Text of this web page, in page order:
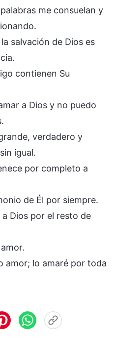
me consuelan y
salvación de Dios es
contienen Su
a Dios y no puedo
verdadero y
igual.
por completo a
de Él por siempre.
Dios por el resto de
amor; lo amaré por toda